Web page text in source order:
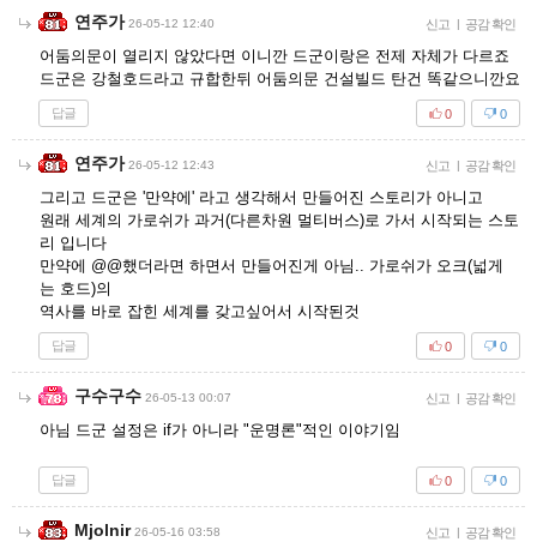
연주가 26-05-12 12:40 신고 | 공감 확인
어둠의문이 열리지 않았다면 이니깐 드군이랑은 전제 자체가 다르죠
드군은 강철호드라고 규합한뒤 어둠의문 건설빌드 탄건 똑같으니깐요
답글 0
0
연주가 26-05-12 12:43 신고 | 공감 확인
그리고 드군은 '만약에' 라고 생각해서 만들어진 스토리가 아니고
원래 세계의 가로쉬가 과거(다른차원 멀티버스)로 가서 시작되는 스토
리 입니다
만약에 @@했더라면 하면서 만들어진게 아님.. 가로쉬가 오크(넓게
는 호드)의
역사를 바로 잡힌 세계를 갖고싶어서 시작된것
답글 0
0
구수구수 26-05-13 00:07 신고 | 공감 확인
아님 드군 설정은 if가 아니라 "운명론"적인 이야기임
답글 0
0
Mjolnir 26-05-16 03:58 신고 | 공감 확인